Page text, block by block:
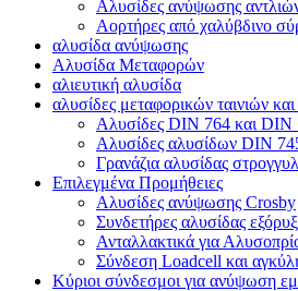
Αλυσίδες ανύψωσης
Αορτήρες από χαλύβδινο
αλυσίδα ανύψωσης
Αλυσίδα Μεταφορών
αλιευτική αλυσίδα
αλυσίδες μεταφορικών ταινιών
Αλυσίδες DIN 764 και DIN
Αλυσίδες αλυσίδων DIN
Γρανάζια αλυσίδας
Επιλεγμένα Προμήθειες
Αλυσίδες ανύψωσης Crosby
Συνδετήρες αλυσίδας
Ανταλλακτικά για
Σύνδεση Loadcell και
Κύριοι σύνδεσμοι για ανύψωση